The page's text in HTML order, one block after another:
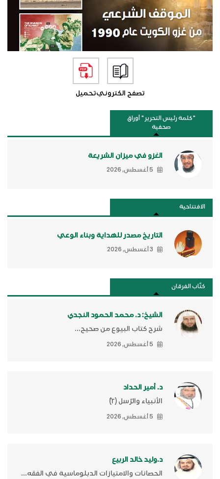
تصفح الكترونيتحميل
"كلمة رئيس التحرير " أوراق
صحفية
الغزو في ميزان الشريعة
5 أغسطس, 2026
الافتتاحية
التاريخ مصدر للهداية وبناء الوعي
3 أغسطس, 2026
كتَّاب الفرقان
الشيخ: د. محمد الحمود النجدي
شرح كتاب البيوع من صحيح...
5 أغسطس, 2026
د. أمير الحداد
الأنبياء والرّسل (٢)ّ
5 أغسطس, 2026
د.وليد خالد الربيع
الحصانات والامتيازات الدبلوماسية في الفقه...